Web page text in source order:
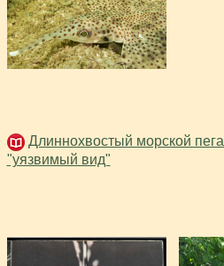
Длиннохвостый морской
"уязвимый вид"